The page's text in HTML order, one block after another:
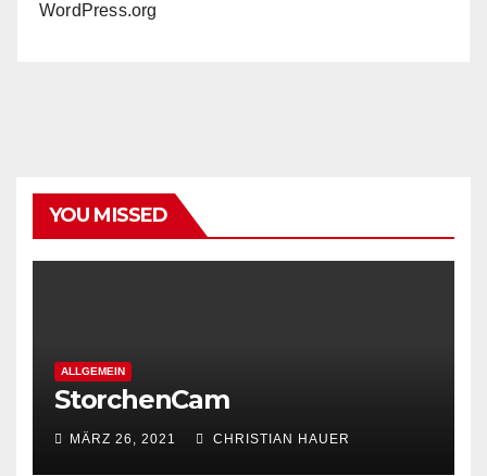
WordPress.org
YOU MISSED
ALLGEMEIN
StorchenCam
MÄRZ 26, 2021 CHRISTIAN HAUER